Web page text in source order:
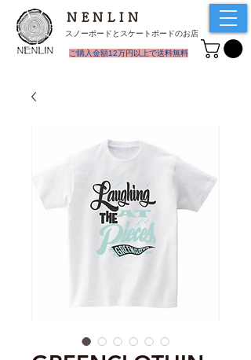
スノーボードとスケートボードのお店
NENLIN
​ご購入金額12万円以上で送料無料